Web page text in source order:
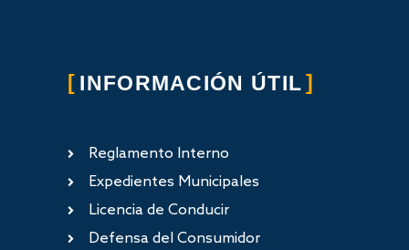
INFORMACIÓN ÚTIL
Reglamento Interno
Expedientes Municipales
Licencia de Conducir
Defensa del Consumidor